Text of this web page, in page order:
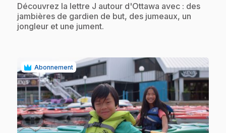
.Découvrez la lettre J autour d'Ottawa avec : des
jambières de gardien de but, des jumeaux, un
jongleur et une jument.
Abonnement